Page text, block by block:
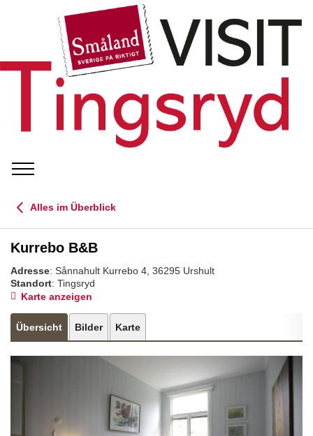
Alles im Überblick
Kurrebo B&B
Adresse: Sånnahult Kurrebo 4, 36295 Urshult
Standort: Tingsryd
Karte anzeigen
Übersicht Bilder Karte